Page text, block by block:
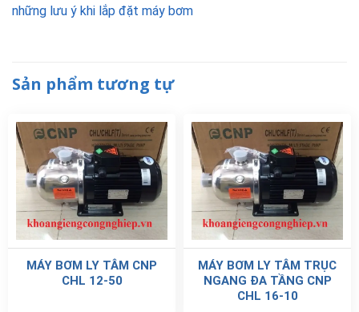
những lưu ý khi lắp đặt máy bơm
Sản phẩm tương tự
MÁY BƠM LY TÂM CNP
CHL 12-50
MÁY BƠM LY TÂM TRỤC
NGANG ĐA TẦNG CNP
CHL 16-10